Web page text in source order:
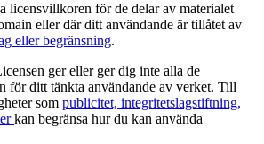
licensvillkoren för de delar av materialet
eller där ditt användande är tillåtet av
eller begränsning.
ger eller ger dig inte alla de
för ditt tänkta användande av verket. Till
som publicitet, integritetslagstiftning,
kan begränsa hur du kan använda